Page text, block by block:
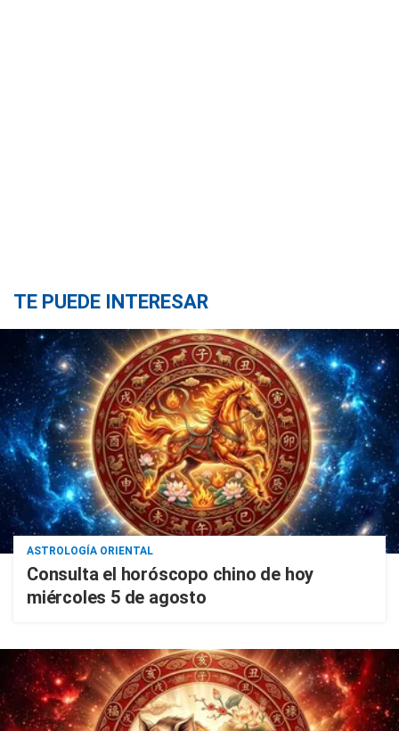
TE PUEDE INTERESAR
ASTROLOGÍA ORIENTAL
Consulta el horóscopo chino de hoy
miércoles 5 de agosto